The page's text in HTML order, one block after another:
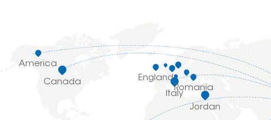
America
Canada
England
Italy
Romania
Jordan